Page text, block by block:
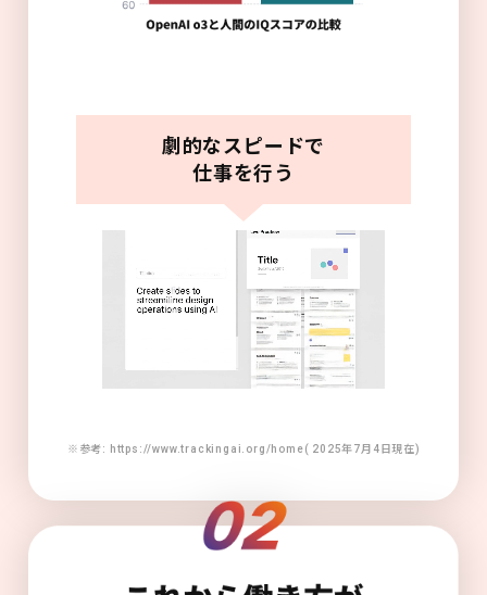
劇的なスピードで
仕事を行う
※参考: https://www.trackingai.org/home( 2025年7月4日現在)